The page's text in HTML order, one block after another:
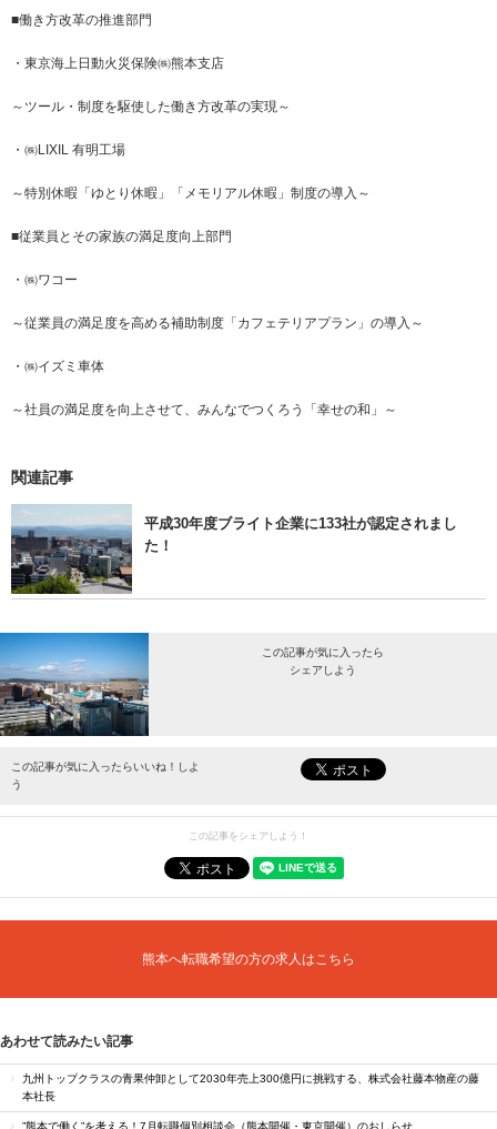
■働き方改革の推進部門
・東京海上日動火災保険㈱熊本支店
～ツール・制度を駆使した働き方改革の実現～
・㈱LIXIL 有明工場
～特別休暇「ゆとり休暇」「メモリアル休暇」制度の導入～
■従業員とその家族の満足度向上部門
・㈱ワコー
～従業員の満足度を高める補助制度「カフェテリアプラン」の導入～
・㈱イズミ車体
～社員の満足度を向上させて、みんなでつくろう「幸せの和」～
関連記事
平成30年度ブライト企業に133社が認定されまし
た！
この記事が気に入ったら
シェアしよう
最新情報をお届けします。
この記事が気に入ったらいいね！しよ
う
この記事をシェアしよう！
熊本へ転職希望の方の求人はこちら
あわせて読みたい記事
九州トップクラスの青果仲卸として2030年売上300億円に挑戦する、株式会社藤本物産の藤
本社長
”熊本で働く”を考える！7月転職個別相談会（熊本開催・東京開催）のおしらせ